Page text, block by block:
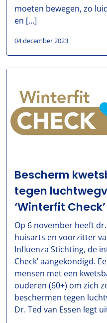
moeten bewegen, zo
en […]
04 december 2023
Bescherm
tegen
‘Winterfit Check’
Op 6 november heeft
huisarts en voorzitter
Influenza Stichting, de
Check’ aangekondigd.
mensen met een
ouderen (60+) om zich
beschermen tegen
Dr. Ted van Essen legt